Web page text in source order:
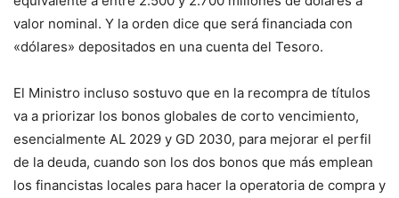
valor nominal. Y la orden dice que será financiada con
«dólares» depositados en una cuenta del Tesoro.
El Ministro incluso sostuvo que en la recompra de títulos
va a priorizar los bonos globales de corto vencimiento,
esencialmente AL 2029 y GD 2030, para mejorar el perfil
de la deuda, cuando son los dos bonos que más emplean
los financistas locales para hacer la operatoria de compra y